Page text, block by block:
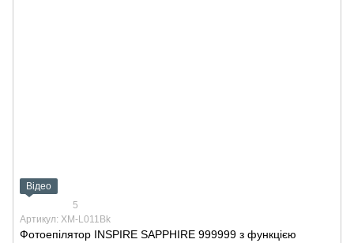
Відео
5
Артикул: XM-L011Bk
Фотоепілятор INSPIRE SAPPHIRE 999999 з функцією